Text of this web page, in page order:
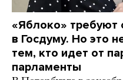
«Яблоко» требуют
в Госдуму. Но это
тем, кто идет от
парламенты